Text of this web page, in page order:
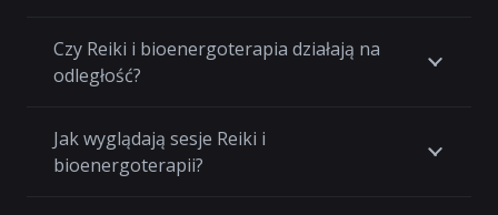
Czy Reiki i bioenergoterapia działają na
odległość?
Jak wyglądają sesje Reiki i
bioenergoterapii?